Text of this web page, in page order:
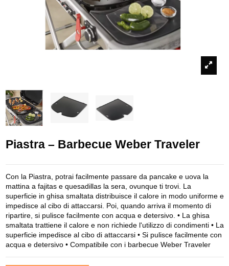
Piastra – Barbecue Weber Traveler
Con la Piastra, potrai facilmente passare da pancake e uova la
mattina a fajitas e quesadillas la sera, ovunque ti trovi. La
superficie in ghisa smaltata distribuisce il calore in modo uniforme e
impedisce al cibo di attaccarsi. Poi, quando arriva il momento di
ripartire, si pulisce facilmente con acqua e detersivo. • La ghisa
smaltata trattiene il calore e non richiede l'utilizzo di condimenti • La
superficie impedisce al cibo di attaccarsi • Si pulisce facilmente con
acqua e detersivo • Compatibile con i barbecue Weber Traveler